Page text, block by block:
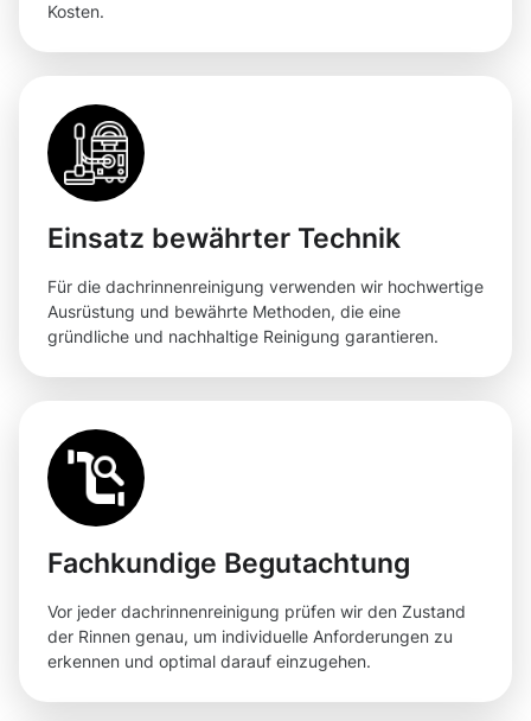
Kosten.
Einsatz bewährter Technik
Für die dachrinnenreinigung verwenden wir hochwertige
Ausrüstung und bewährte Methoden, die eine
gründliche und nachhaltige Reinigung garantieren.
Fachkundige Begutachtung
Vor jeder dachrinnenreinigung prüfen wir den Zustand
der Rinnen genau, um individuelle Anforderungen zu
erkennen und optimal darauf einzugehen.